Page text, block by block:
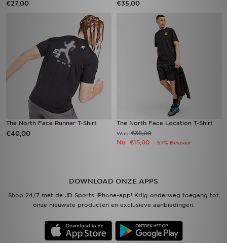
€27,00 €35,00
The North Face Runner T-Shirt
€40,00
The North Face Location T-Shirt
Was€35,00
Nu €15,00 57% Bespaar
DOWNLOAD ONZE APPS
Shop 24/7 met de JD Sports iPhone-app! Krijg onderweg toegang tot
onze nieuwste producten en exclusieve aanbiedingen.